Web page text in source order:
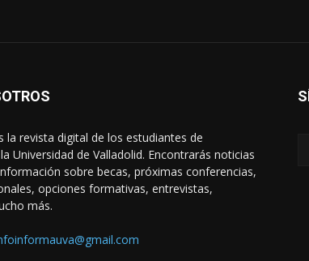
la revista digital de los estudiantes de
Universidad de Valladolid. Encontrarás noticias
sobre becas, próximas conferencias,
opciones formativas, entrevistas,
más.